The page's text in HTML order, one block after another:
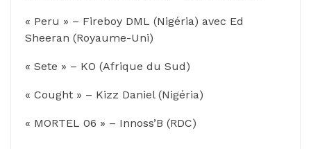
« Peru » – Fireboy DML (Nigéria) avec Ed
Sheeran (Royaume-Uni)
« Sete » – KO (Afrique du Sud)
« Cought » – Kizz Daniel (Nigéria)
« MORTEL 06 » – Innoss’B (RDC)